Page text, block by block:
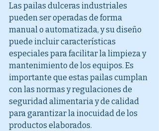
Las pailas dulceras industriales
pueden ser operadas de forma
manual o automatizada, y su diseño
puede incluir características
especiales para facilitar la limpieza y
mantenimiento de los equipos. Es
importante que estas pailas cumplan
con las normas y regulaciones de
seguridad alimentaria y de calidad
para garantizar la inocuidad de los
productos elaborados.